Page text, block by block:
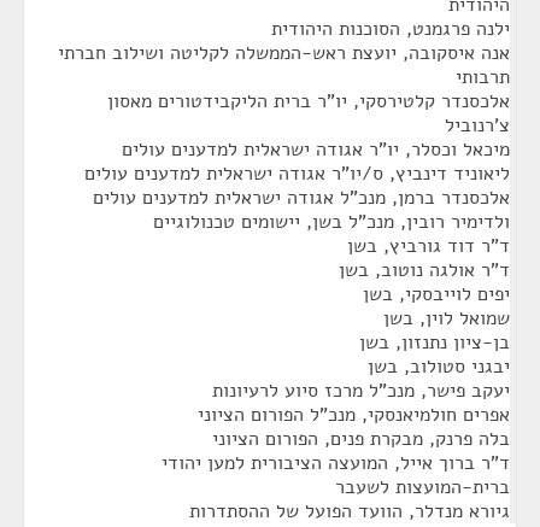
ילנה פרגמנט, הסוכנות היהודית
אנה איסקובה, יועצת ראש-הממשלה לקליטה ושילוב חברתי
תרבותי
אלכסנדר קלטירסקי, יו"ר ברית הליקבידטורים מאסון
צ'רנוביל
מיכאל וכסלר, יו"ר אגודה ישראלית למדענים עולים
ליאוניד דינביץ, ס/יו"ר אגודה ישראלית למדענים עולים
אלכסנדר ברמן, מנכ"ל אגודה ישראלית למדענים עולים
ולדימיר רובין, מנכ"ל בשן, יישומים טכנולוגיים
ד"ר דוד גורביץ, בשן
ד"ר אולגה נוטוב, בשן
יפים לוייבסקי, בשן
שמואל לוין, בשן
בן-ציון נתנזון, בשן
יבגני סטולוב, בשן
יעקב פישר, מנכ"ל מרכז סיוע לרעיונות
אפרים חולמיאנסקי, מנכ"ל הפורום הציוני
בלה פרנק, מבקרת פנים, הפורום הציוני
ד"ר ברוך אייל, המועצה הציבורית למען יהודי
ברית-המועצות לשעבר
גיורא מנדלר, הוועד הפועל של ההסתדרות